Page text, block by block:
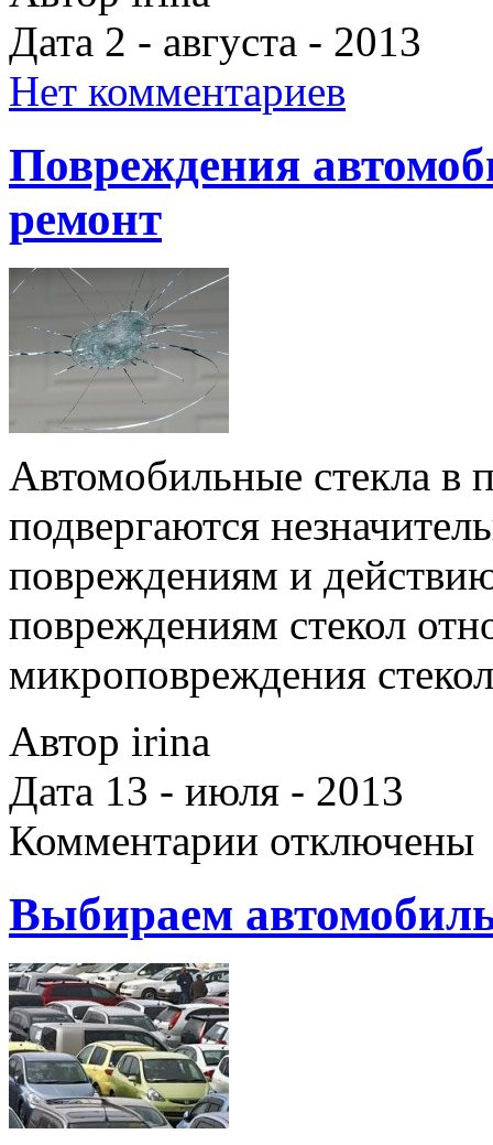
Дата 2 - августа - 2013
Нет комментариев
Повреждения
ремонт
Автомобильные стекла в
подвергаются
повреждениям и
повреждениям стекол
микроповреждения
Автор irina
Дата 13 - июля - 2013
Комментарии отключены
Выбираем